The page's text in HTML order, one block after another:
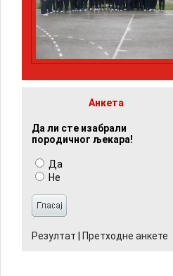
Анкета
Да ли сте изабрали
породичног љекара!
Да
Не
Резултат Претходне анкете